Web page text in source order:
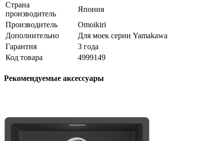
Страна
производитель
Япония
Производитель
Omoikiri
Дополнительно
Для моек серии Yamakawa
Гарантия
3 года
Код товара
4999149
Рекомендуемые аксессуары